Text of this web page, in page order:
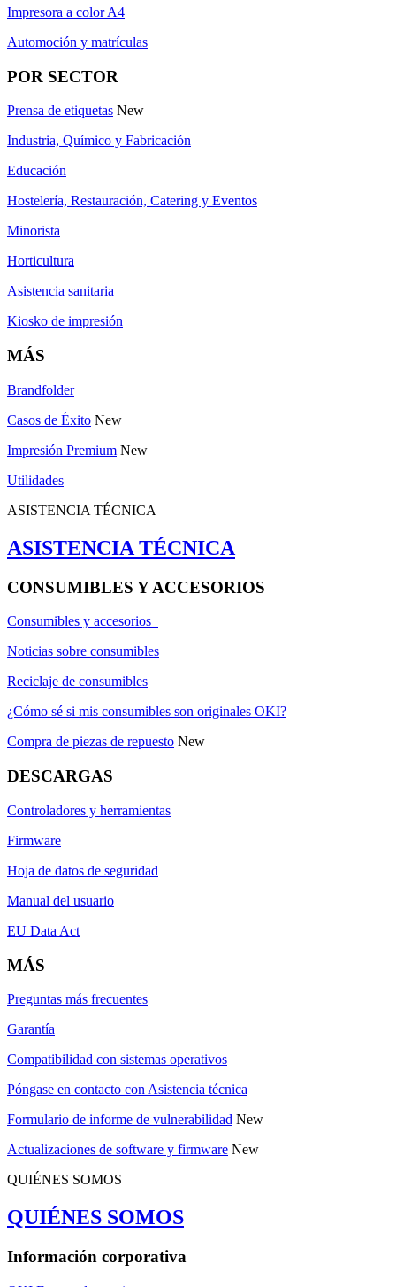
Impresora a color A4
Automoción y matrículas
POR SECTOR
Prensa de etiquetas New
Industria, Químico y Fabricación
Educación
Hostelería, Restauración, Catering y Eventos
Minorista
Horticultura
Asistencia sanitaria
Kiosko de impresión
MÁS
Brandfolder
Casos de Éxito New
Impresión Premium New
Utilidades
ASISTENCIA TÉCNICA
ASISTENCIA TÉCNICA
CONSUMIBLES Y ACCESORIOS
Consumibles y accesorios
Noticias sobre consumibles
Reciclaje de consumibles
¿Cómo sé si mis consumibles son originales OKI?
Compra de piezas de repuesto New
DESCARGAS
Controladores y herramientas
Firmware
Hoja de datos de seguridad
Manual del usuario
EU Data Act
MÁS
Preguntas más frecuentes
Garantía
Compatibilidad con sistemas operativos
Póngase en contacto con Asistencia técnica
Formulario de informe de vulnerabilidad New
Actualizaciones de software y firmware New
QUIÉNES SOMOS
QUIÉNES SOMOS
Información corporativa